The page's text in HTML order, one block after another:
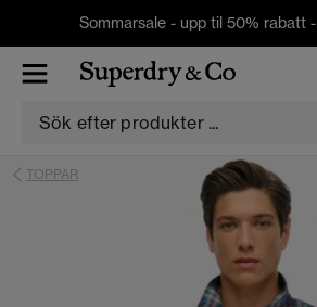
Sommarsale - upp til 50% rabatt -
TOPPAR